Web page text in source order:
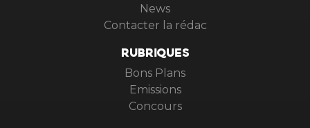
News
Contacter la rédac
RUBRIQUES
Bons Plans
Emissions
Concours